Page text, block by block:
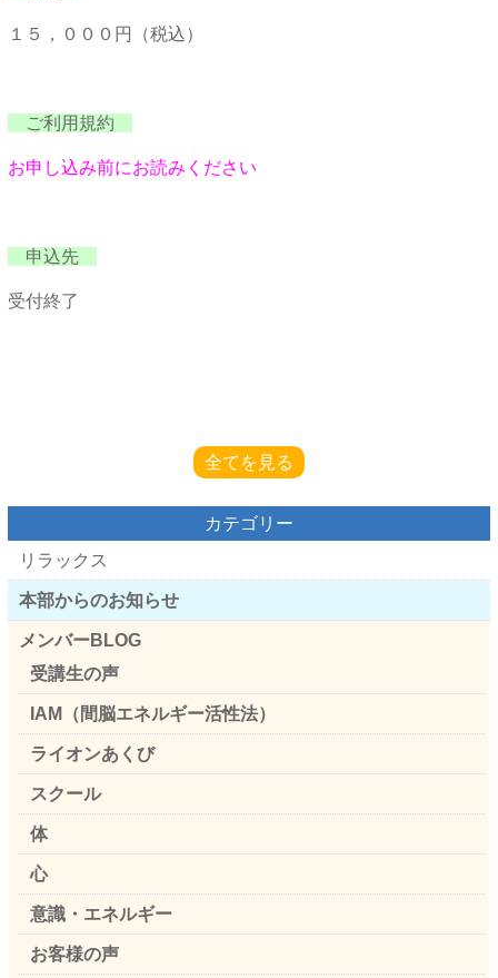
１５，０００円（税込）
ご利用規約
お申し込み前にお読みください
申込先
受付終了
全てを見る
カテゴリー
リラックス
本部からのお知らせ
メンバーBLOG
受講生の声
IAM（間脳エネルギー活性法）
ライオンあくび
スクール
体
心
意識・エネルギー
お客様の声